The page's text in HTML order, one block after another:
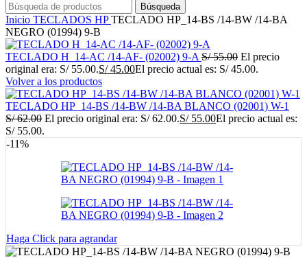
Búsqueda
Inicio TECLADOS HPTECLADO HP_14-BS /14-BW /14-BA
NEGRO (01994) 9-B
TECLADO H_14-AC /14-AF- (02002) 9-A S/55.00 El precio
original era: S/ 55.00.S/45.00El precio actual es: S/ 45.00.
Volver a los productos
TECLADO HP_14-BS /14-BW /14-BA BLANCO (02001) W-1
S/62.00 El precio original era: S/ 62.00.S/55.00El precio actual es:
S/ 55.00.
-11%
Haga Click para agrandar